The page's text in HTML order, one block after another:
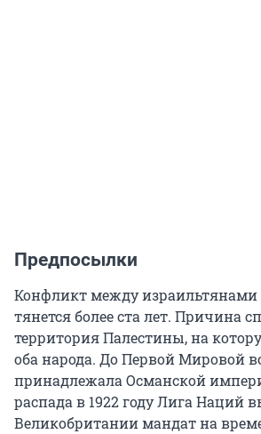
Предпосылки
Конфликт между израильтянами
тянется более ста лет. Причина
территория Палестины, на
оба народа. До Первой Мировой
принадлежала Османской
распада в 1922 году Лига Наций
Великобритании мандат на